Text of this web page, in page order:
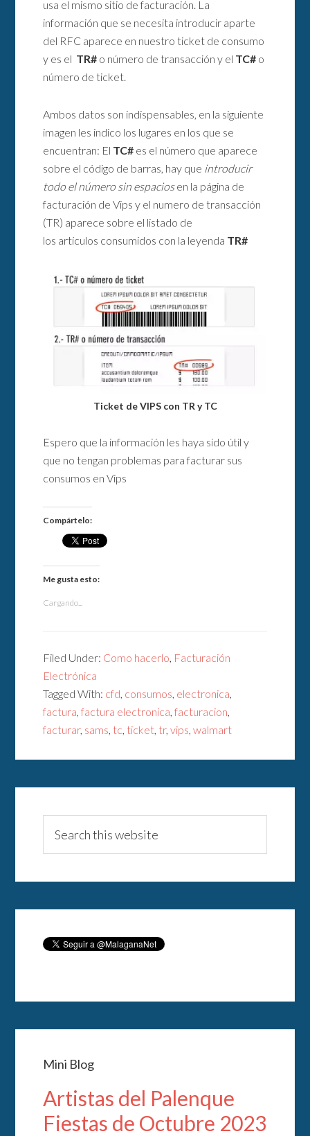
usa el mismo sitio de facturación. La
información que se necesita introducir aparte
del RFC aparece en nuestro ticket de consumo
y es el TR# o número de transacción y el TC# o
número de ticket.
Ambos datos son indispensables, en la siguiente
imagen les indico los lugares en los que se
encuentran: El TC# es el número que aparece
sobre el código de barras, hay que introducir
todo el número sin espaciosen la página de
facturación de Vips y el numero de transacción
(TR) aparece sobre el listado de
los artículos consumidos con la leyenda TR#
Ticket de VIPS con TR y TC
Espero que la información les haya sido útil y
que no tengan problemas para facturar sus
consumos en Vips
Compártelo:
Me gusta esto:
Cargando...
Filed Under: Como hacerlo Facturación
Electrónica
Tagged With: cfd consumos electronica
factura ,factura electronica ,facturacion
facturar, sams tc ticket tr,vips ,walmart
Mini Blog
Artistas del Palenque
Fiestas de Octubre 2023